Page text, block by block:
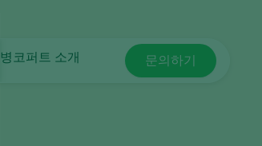
코퍼트 소개
Koppert Global
문의하기